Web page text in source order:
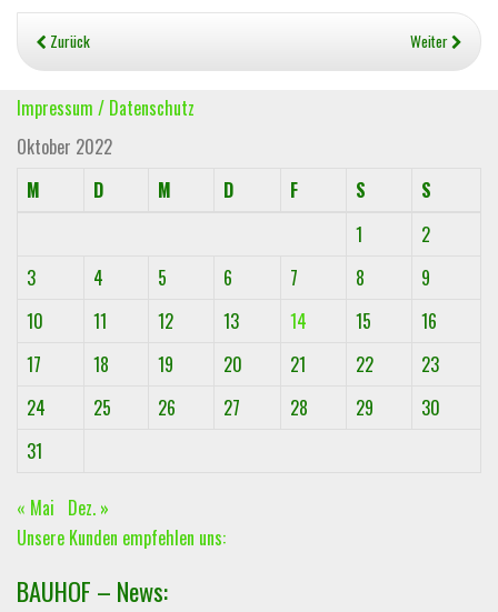
Zurück Weiter
Impressum / Datenschutz
Oktober 2022
M
D M D F S
S
1
2
3
4 5 6 7 8
9
10
11 12 13 14 15
16
17
18 19 20 21 22
23
24
25 26 27 28 29
30
31
« Mai Dez. »
Unsere Kunden empfehlen uns:
BAUHOF – News: